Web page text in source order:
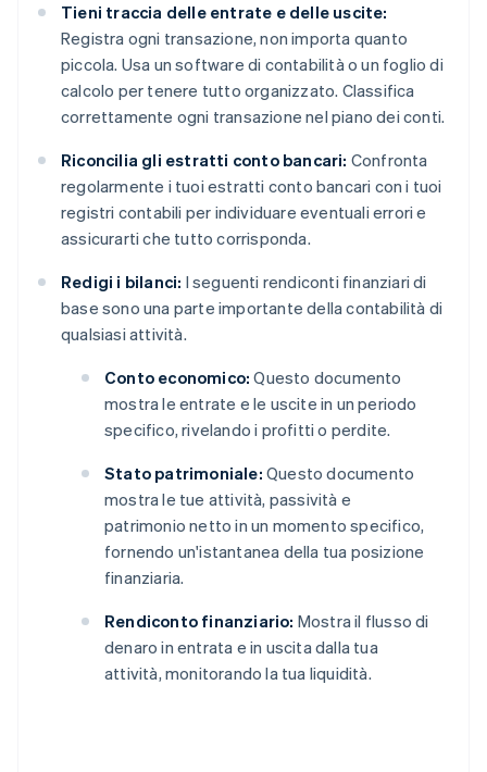
Tieni traccia delle entrate e delle uscite:
Registra ogni transazione, non importa quanto
piccola. Usa un software di contabilità o un foglio di
calcolo per tenere tutto organizzato. Classifica
correttamente ogni transazione nel piano dei conti.
Riconcilia gli estratti conto bancari: Confronta
regolarmente i tuoi estratti conto bancari con i tuoi
registri contabili per individuare eventuali errori e
assicurarti che tutto corrisponda.
Redigi i bilanci: I seguenti rendiconti finanziari di
base sono una parte importante della contabilità di
qualsiasi attività.
Conto economico: Questo documento
mostra le entrate e le uscite in un periodo
specifico, rivelando i profitti o perdite.
Stato patrimoniale: Questo documento
mostra le tue attività, passività e
patrimonio netto in un momento specifico,
fornendo un'istantanea della tua posizione
finanziaria.
Rendiconto finanziario: Mostra il flusso di
denaro in entrata e in uscita dalla tua
attività, monitorando la tua liquidità.